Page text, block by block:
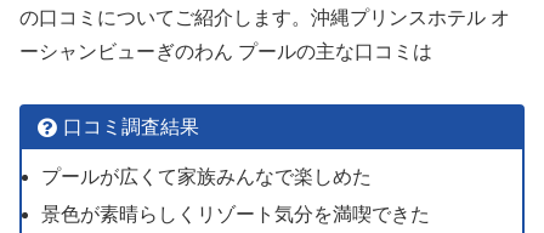
の口コミについてご紹介します。沖縄プリンスホテル オ
ーシャンビューぎのわん プールの主な口コミは
口コミ調査結果
プールが広くて家族みんなで楽しめた
景色が素晴らしくリゾート気分を満喫できた